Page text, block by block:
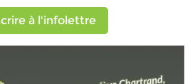
à l'infolettre